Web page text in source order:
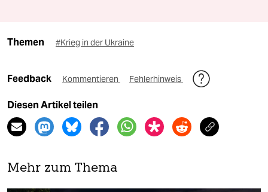
Themen #Krieg in der Ukraine
Feedback Kommentieren Fehlerhinweis
Diesen Artikel teilen
Mehr zum Thema